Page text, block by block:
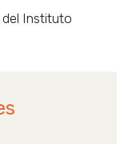
del Instituto